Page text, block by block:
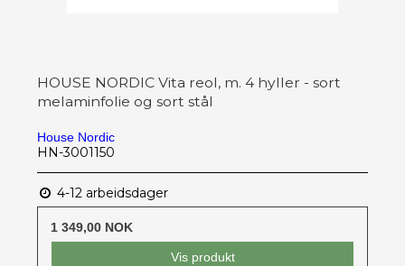
HOUSE NORDIC Vita reol, m. 4 hyller - sort
melaminfolie og sort stål
House Nordic
HN-3001150
4-12 arbeidsdager
1 349,00 NOK
Vis produkt